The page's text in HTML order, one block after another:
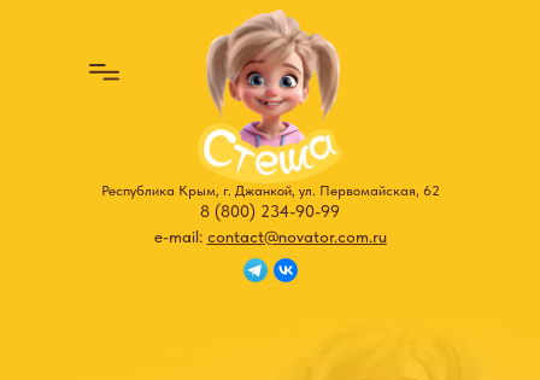
Республика Крым, г. Джанкой, ул. Первомайская, 62
8 (800) 234-90-99
e-mail: contact@novator.com.ru